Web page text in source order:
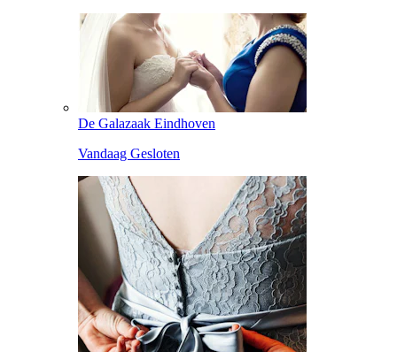
De Galazaak Eindhoven
Vandaag Gesloten